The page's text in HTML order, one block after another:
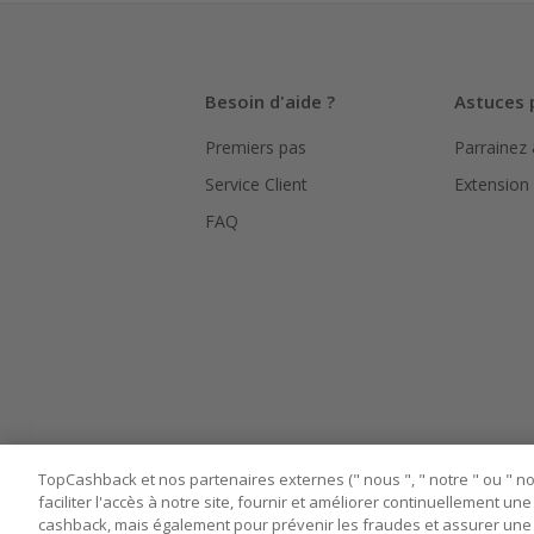
le suivi
Pour
bouton
Assurez-
Besoin d'aide ?
Premiers pas
Service Client
FAQ
Astuces
TopCashback et nos partenaires externes (" nous ", " notre " ou "
faciliter l'accès à notre site, fournir et améliorer continuellement
cashback, mais également pour prévenir les fraudes et assurer